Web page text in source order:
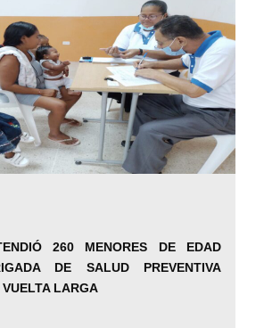
260 MENORES DE EDAD
DE SALUD PREVENTIVA
LARGA